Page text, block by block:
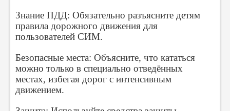
Знание ПДД: Обязательно разъясните детям
правила дорожного движения для
пользователей СИМ.
Безопасные места: Объясните, что кататься
можно только в специально отведённых
местах, избегая дорог с интенсивным
движением.